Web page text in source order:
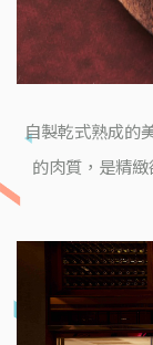
自製乾式熟成的
的肉質，是精